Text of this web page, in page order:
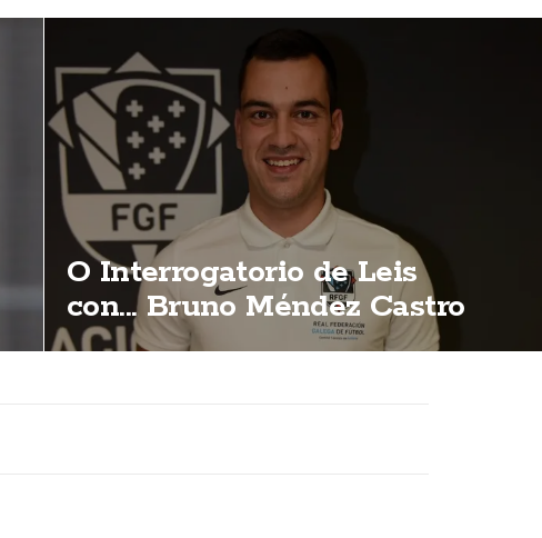
O Interrogatorio de Leis
con... Bruno Méndez Castro